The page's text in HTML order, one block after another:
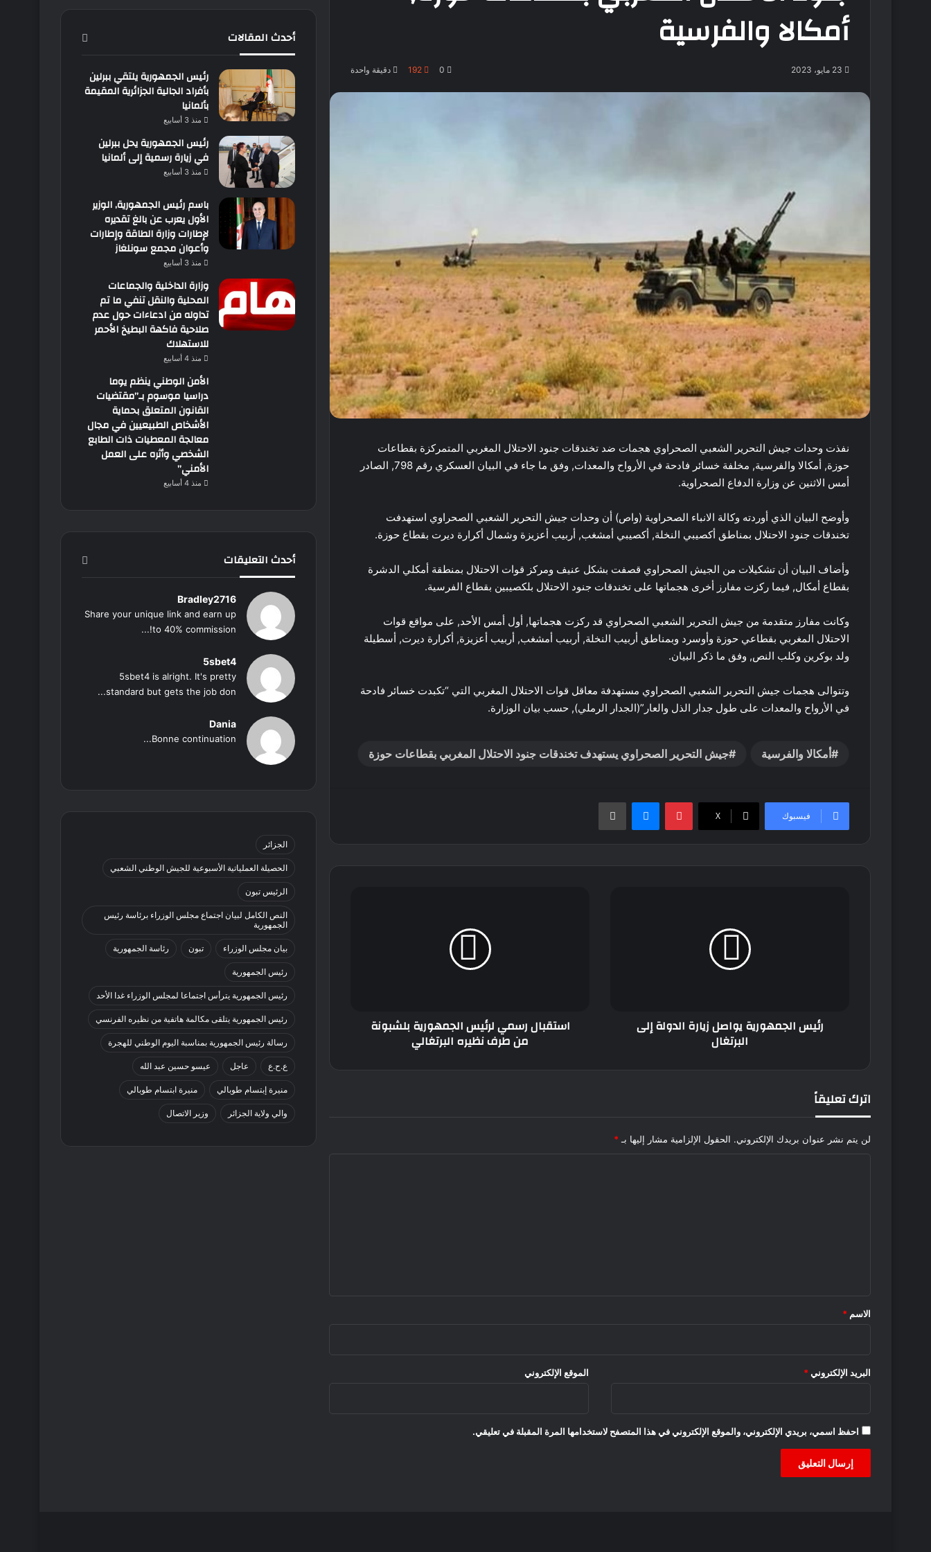
أمكالا والفرسية
23 مايو، 2023 0
192 دقيقة واحدة
نفذت وحدات جيش التحرير الشعبي الصحراوي هجمات ضد تخندقات جنود الاحتلال المغربي المتمركزة بقطاعات
حوزة, أمكالا والفرسية, مخلفة خسائر فادحة في الأرواح والمعدات, وفق ما جاء في البيان العسكري رقم 798, الصادر
أمس الاثنين عن وزارة الدفاع الصحراوية.
وأوضح البيان الذي أوردته وكالة الانباء الصحراوية (واص) أن وحدات جيش التحرير الشعبي الصحراوي استهدفت
تخندقات جنود الاحتلال بمناطق أكصيبي النخلة, أكصيبي أمشغب, أربيب أعزيزة وشمال أكرارة ديرت بقطاع حوزة.
وأضاف البيان أن تشكيلات من الجيش الصحراوي قصفت بشكل عنيف ومركز قوات الاحتلال بمنطقة أمكلي الدشرة
بقطاع أمكال, فيما ركزت مفارز أخرى هجماتها على تخندقات جنود الاحتلال بلكصيبين بقطاع الفرسية.
وكانت مفارز متقدمة من جيش التحرير الشعبي الصحراوي قد ركزت هجماتها, أول أمس الأحد, على مواقع قوات
الاحتلال المغربي بقطاعي حوزة وأوسرد وبمناطق أربيب النخلة, أربيب أمشغب, أربيب أعزيزة, أكرارة ديرت, أسطيلة
ولد بوكرين وكلب النص, وفق ما ذكر البيان.
وتتوالى هجمات جيش التحرير الشعبي الصحراوي مستهدفة معاقل قوات الاحتلال المغربي التي “تكبدت خسائر فادحة
في الأرواح والمعدات على طول جدار الذل والعار”(الجدار الرملي), حسب بيان الوزارة.
أمكالا والفرسية جيش التحرير الصحراوي يستهدف تخندقات جنود الاحتلال المغربي بقطاعات حوزة
فيسبوك ‫X
بينتيريستماسنجر طباعة
رئيس الجمهورية يواصل زيارة الدولة إلى
البرتغال
استقبال رسمي لرئيس الجمهورية بلشبونة
من طرف نظيره البرتغالي
اترك تعليقاً
لن يتم نشر عنوان بريدك الإلكتروني. الحقول الإلزامية مشار إليها بـ *
*
الاسم *
البريد الإلكتروني * الموقع الإلكتروني
احفظ اسمي، بريدي الإلكتروني، والموقع الإلكتروني في هذا المتصفح لاستخدامها المرة المقبلة في تعليقي.
أحدث المقالات
رئيس الجمهورية يلتقي ببرلين
بأفراد الجالية الجزائرية المقيمة
بألمانيا
منذ 3 أسابيع
رئيس الجمهورية يحل ببرلين
في زيارة رسمية إلى ألمانيا
منذ 3 أسابيع
باسم رئيس الجمهورية, الوزير
الأول يعرب عن بالغ تقديره
لإطارات وزارة الطاقة وإطارات
وأعوان مجمع سونلغاز
منذ 3 أسابيع
وزارة الداخلية والجماعات
المحلية والنقل تنفي ما تم
تداوله من ادعاءات حول عدم
صلاحية فاكهة البطيخ الأحمر
للاستهلاك
منذ 4 أسابيع
الأمن الوطني ينظم يوما
دراسيا موسوم بـ”مقتضيات
القانون المتعلق بحماية
الأشخاص الطبيعيين في مجال
معالجة المعطيات ذات الطابع
الشخصي وأثره على العمل
الأمني”
منذ 4 أسابيع
أحدث التعليقات
Bradley2716
Share your unique link and earn up
to 40% commission!...
5sbet4
5sbet4 is alright. It's pretty
standard but gets the job don...
Dania
Bonne continuation...
الجزائر
الحصيلة العملياتية الأسبوعية للجيش الوطني الشعبي
الرئيس تبون
النص الكامل لبيان اجتماع مجلس الوزراء برئاسة رئيس
الجمهورية
بيان مجلس الوزراء تبون رئاسة الجمهورية
رئيس الجمهورية
رئيس الجمهورية يترأس اجتماعا لمجلس الوزراء غدا الأحد
رئيس الجمهورية يتلقى مكالمة هاتفية من نظيره الفرنسي
رسالة رئيس الجمهورية بمناسبة اليوم الوطني للهجرة
ع.ح.ع عاجل عيسو حسين عبد الله
منيرة إبتسام طوبالي منيرة ابتسام طوبالي
والي ولاية الجزائر وزير الاتصال